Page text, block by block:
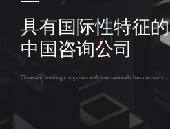
具有国际性特征的
中国咨询公司
Chinese consulting companies with international characteristics